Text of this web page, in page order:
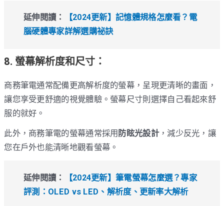
延伸閱讀：
【2024更新】記憶體規格怎麼看？電
腦硬體專家詳解選購祕訣
8. 螢幕解析度和尺寸：
商務筆電通常配備更高解析度的螢幕，呈現更清晰的畫面，
讓您享受更舒適的視覺體驗。螢幕尺寸則選擇自己看起來舒
服的就好。
此外，商務筆電的螢幕通常採用 防眩光設計，減少反光，讓
您在戶外也能清晰地觀看螢幕。
延伸閱讀：
【2024更新】筆電螢幕怎麼選？專家
評測：OLED vs LED、解析度、更新率大解析